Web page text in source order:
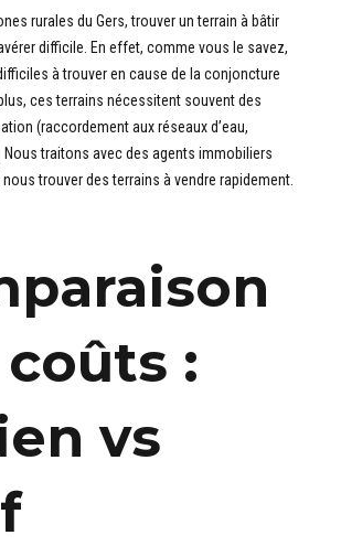
rurales du Gers, trouver un terrain à bâtir
difficile. En effet, comme vous le savez,
à trouver en cause de la conjoncture
ces terrains nécessitent souvent des
(raccordement aux réseaux d’eau,
Nous traitons avec des agents immobiliers
trouver des terrains à vendre rapidement.
:
vs